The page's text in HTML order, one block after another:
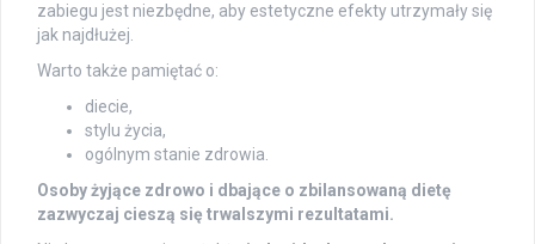
zabiegu jest niezbędne, aby estetyczne efekty utrzymały się
jak najdłużej.
Warto także pamiętać o:
diecie,
stylu życia,
ogólnym stanie zdrowia.
Osoby żyjące zdrowo i dbające o zbilansowaną dietę
zazwyczaj cieszą się trwalszymi rezultatami.